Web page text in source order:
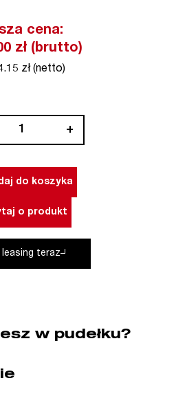
cena:
zł (brutto)
zł (netto)
+
do koszyka
o produkt
leasing teraz
w pudełku?